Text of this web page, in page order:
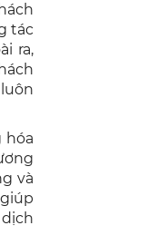
tác
ra,
hóa
và